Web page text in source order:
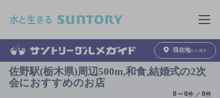
メニュ
現在地から探す
佐野駅(栃木県)周辺500m,和食,結婚式の2次
会におすすめのお店
0 ～0件 ／0件